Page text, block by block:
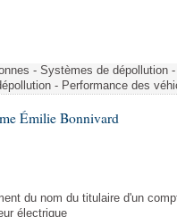
- Systèmes de dépollution
- Performance des
Émilie Bonnivard
du nom du titulaire d'un
électrique